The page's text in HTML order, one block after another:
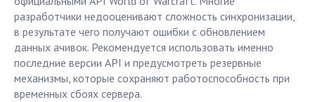
разработчики недооценивают сложность синхронизации,
в результате чего получают ошибки с обновлением
данных ачивок. Рекомендуется использовать именно
последние версии API и предусмотреть резервные
механизмы, которые сохраняют работоспособность при
временных сбоях сервера.